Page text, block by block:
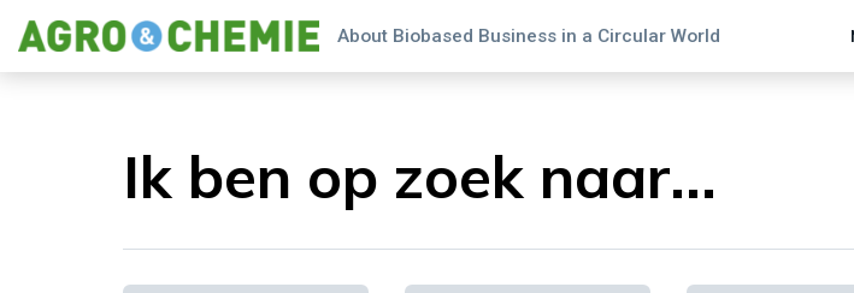
About Biobased Business in a Circular World
Ik ben op zoek naar...